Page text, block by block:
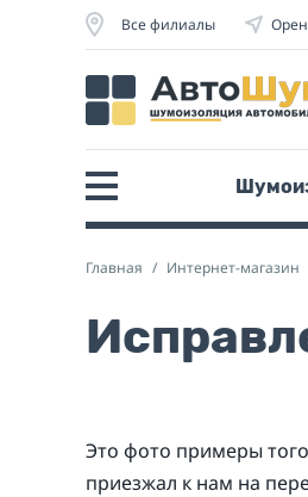
Все филиалы
Главная Интернет-магазин
Это фото примеры
приезжал к нам на